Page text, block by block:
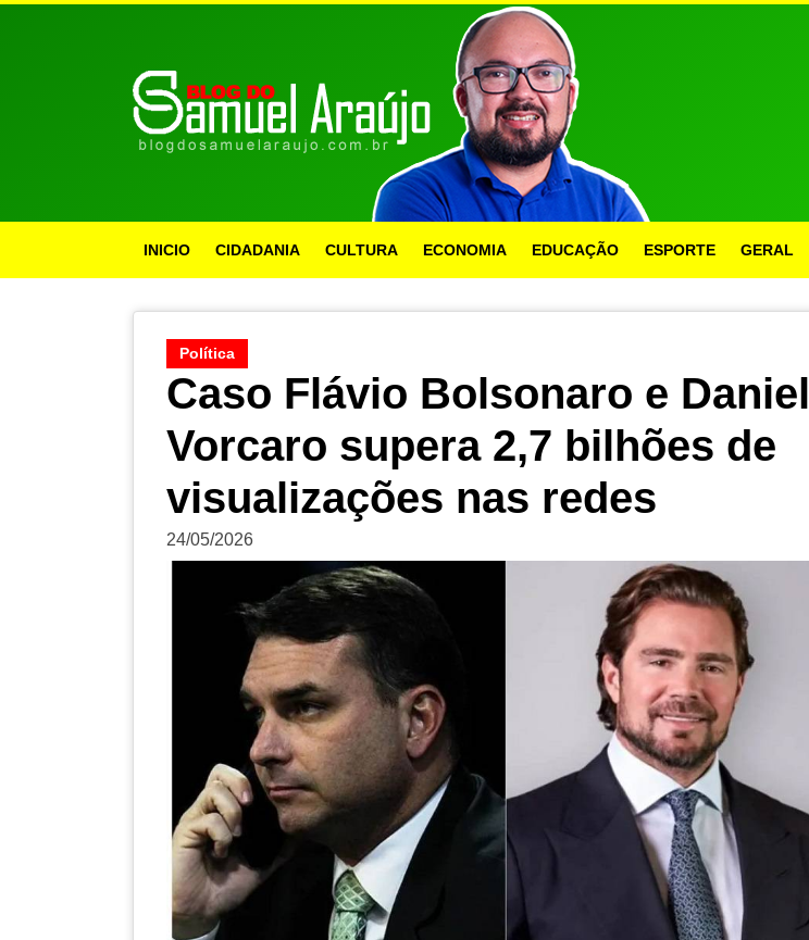
INICIO CIDADANIA CULTURA ECONOMIA EDUCAÇÃO ESPORTE GERAL
Política
Caso Flávio Bolsonaro e Daniel
Vorcaro supera 2,7 bilhões de
visualizações nas redes
24/05/2026